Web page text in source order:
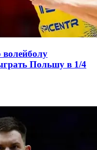
Польшу в 1/4